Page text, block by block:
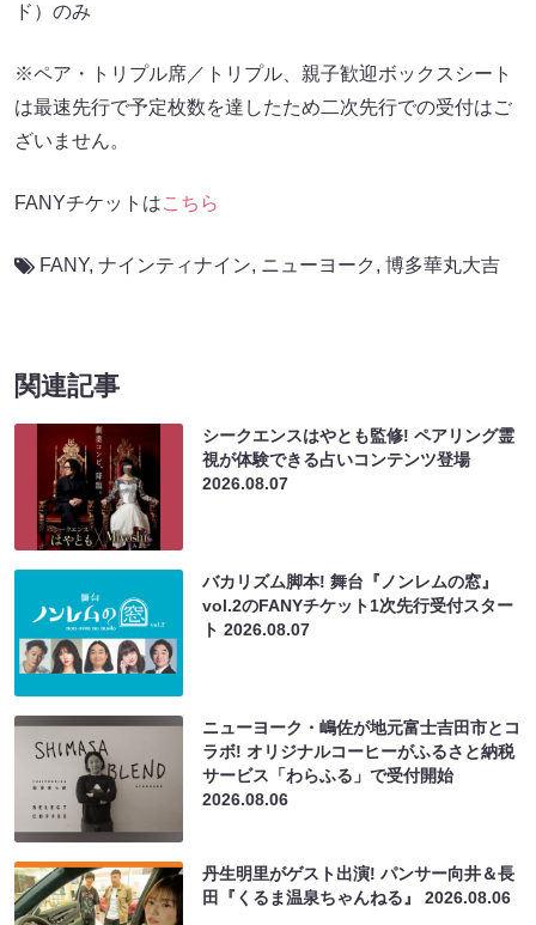
ド）のみ
※ペア・トリプル席／トリプル、親子歓迎ボックスシート
は最速先行で予定枚数を達したため二次先行での受付はご
ざいません。
FANYチケットはこちら
FANY, ナインティナイン, ニューヨーク , 博多華丸大吉
関連記事
シークエンスはやとも監修! ペアリング霊
視が体験できる占いコンテンツ登場
2026.08.07
バカリズム脚本! 舞台『ノンレムの窓』
vol.2のFANYチケット1次先行受付スター
ト2026.08.07
ニューヨーク・嶋佐が地元富士吉田市とコ
ラボ! オリジナルコーヒーがふるさと納税
サービス「わらふる」で受付開始
2026.08.06
丹生明里がゲスト出演! パンサー向井＆長
田『くるま温泉ちゃんねる』2026.08.06